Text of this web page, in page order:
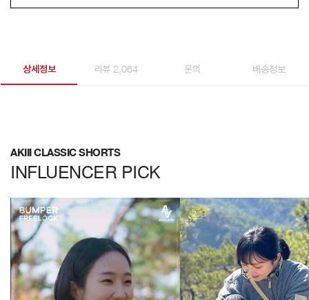
상세정보 리뷰 2,064 문의 배송정보
AKIII CLASSIC SHORTS
INFLUENCER PICK